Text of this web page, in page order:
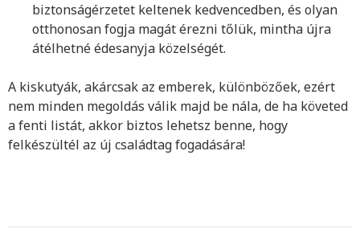
biztonságérzetet keltenek kedvencedben, és olyan
otthonosan fogja magát érezni tőlük, mintha újra
átélhetné édesanyja közelségét.
A kiskutyák, akárcsak az emberek, különbözőek, ezért
nem minden megoldás válik majd be nála, de ha követed
a fenti listát, akkor biztos lehetsz benne, hogy
felkészültél az új családtag fogadására!